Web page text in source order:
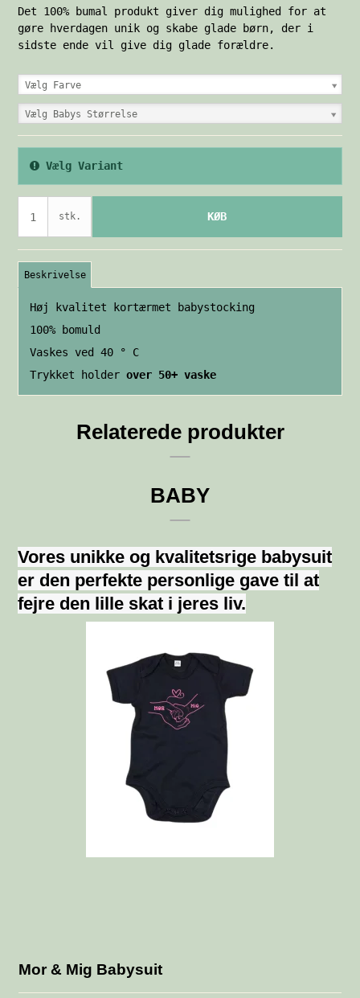
Det 100% bumal produkt giver dig mulighed for at
gøre hverdagen unik og skabe glade børn, der i
sidste ende vil give dig glade forældre.
Vælg Farve
Vælg Babys Størrelse
Vælg Variant
stk. KØB
Beskrivelse
Høj kvalitet kortærmet babystocking
100% bomuld
Vaskes ved 40 ° C
Trykket holderover 50+ vaske
Relaterede produkter
BABY
Vores unikke og kvalitetsrige babysuit
er den perfekte personlige gave til at
fejre den lille skat i jeres liv.
Mor & Mig Babysuit